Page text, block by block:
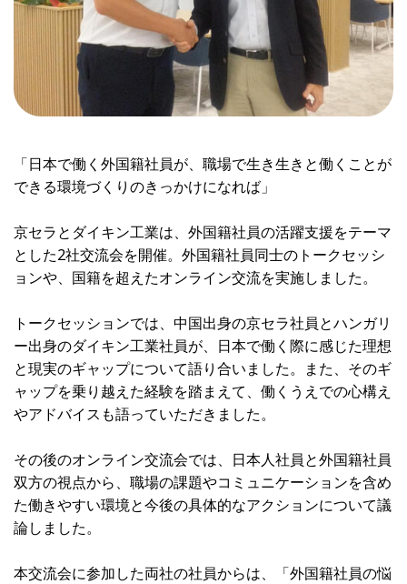
「日本で働く外国籍社員が、職場で生き生きと働くことが
できる環境づくりのきっかけになれば」
京セラとダイキン工業は、外国籍社員の活躍支援をテーマ
とした2社交流会を開催。外国籍社員同士のトークセッシ
ョンや、国籍を超えたオンライン交流を実施しました。
トークセッションでは、中国出身の京セラ社員とハンガリ
ー出身のダイキン工業社員が、日本で働く際に感じた理想
と現実のギャップについて語り合いました。また、そのギ
ャップを乗り越えた経験を踏まえて、働くうえでの心構え
やアドバイスも語っていただきました。
その後のオンライン交流会では、日本人社員と外国籍社員
双方の視点から、職場の課題やコミュニケーションを含め
た働きやすい環境と今後の具体的なアクションについて議
論しました。
本交流会に参加した両社の社員からは、「外国籍社員の悩